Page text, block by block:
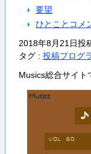
要望
ひとことコメ
2018年8月21日投
タグ : 投稿プログ
Musics総合サイ